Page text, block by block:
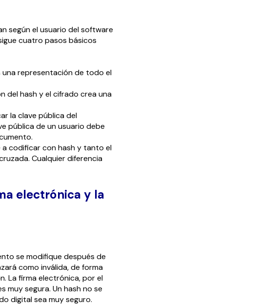
según el usuario del software
cuatro pasos básicos
una representación de todo el
del hash y el cifrado crea una
la clave pública del
pública de un usuario debe
a codificar con hash y tanto el
Cualquier diferencia
electrónica y la
se modifique después de
como inválida, de forma
La firma electrónica, por el
muy segura. Un hash no se
digital sea muy seguro.